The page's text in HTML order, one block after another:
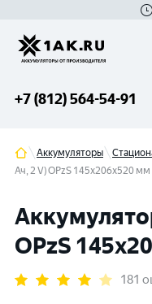
+7 (812) 564-54-91
Аккумуляторы
Ач, 2 V) OPzS 145x206x520 мм
OPzS
181
Гатчина